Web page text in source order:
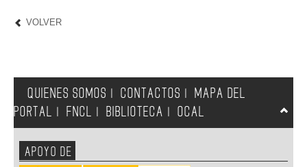
VOLVER
QUIENES SOMOS CONTACTOS
MAPA DEL
PORTAL
FNCL BIBLIOTECA OCAL
APOYO DE